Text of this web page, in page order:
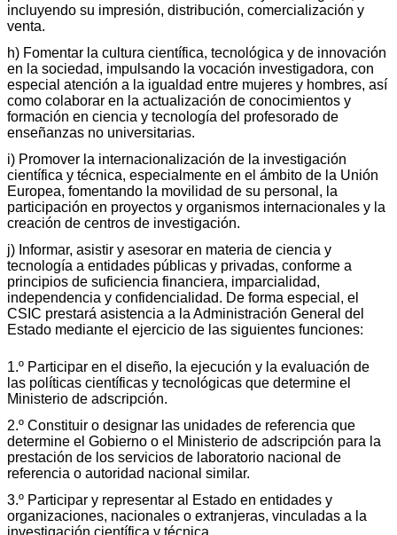
incluyendo su impresión, distribución, comercialización y
venta.
h) Fomentar la cultura científica, tecnológica y de innovación
en la sociedad, impulsando la vocación investigadora, con
especial atención a la igualdad entre mujeres y hombres, así
como colaborar en la actualización de conocimientos y
formación en ciencia y tecnología del profesorado de
enseñanzas no universitarias.
i) Promover la internacionalización de la investigación
científica y técnica, especialmente en el ámbito de la Unión
Europea, fomentando la movilidad de su personal, la
participación en proyectos y organismos internacionales y la
creación de centros de investigación.
j) Informar, asistir y asesorar en materia de ciencia y
tecnología a entidades públicas y privadas, conforme a
principios de suficiencia financiera, imparcialidad,
independencia y confidencialidad. De forma especial, el
CSIC prestará asistencia a la Administración General del
Estado mediante el ejercicio de las siguientes funciones:
1.º Participar en el diseño, la ejecución y la evaluación de
las políticas científicas y tecnológicas que determine el
Ministerio de adscripción.
2.º Constituir o designar las unidades de referencia que
determine el Gobierno o el Ministerio de adscripción para la
prestación de los servicios de laboratorio nacional de
referencia o autoridad nacional similar.
3.º Participar y representar al Estado en entidades y
organizaciones, nacionales o extranjeras, vinculadas a la